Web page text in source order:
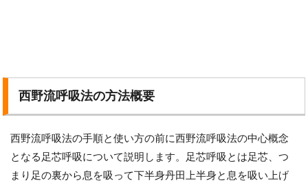
西野流呼吸法の方法概要
西野流呼吸法の手順と使い方の前に西野流呼吸法の中心概念
となる足芯呼吸について説明します。足芯呼吸とは足芯、つ
まり足の裏から息を吸って下半身丹田上半身と息を吸い上げ